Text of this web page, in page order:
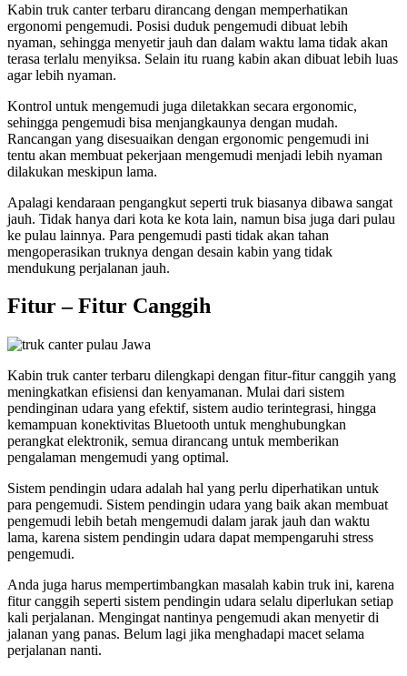
Kabin truk canter terbaru dirancang dengan memperhatikan
ergonomi pengemudi. Posisi duduk pengemudi dibuat lebih
nyaman, sehingga menyetir jauh dan dalam waktu lama tidak akan
terasa terlalu menyiksa. Selain itu ruang kabin akan dibuat lebih luas
agar lebih nyaman.
Kontrol untuk mengemudi juga diletakkan secara ergonomic,
sehingga pengemudi bisa menjangkaunya dengan mudah.
Rancangan yang disesuaikan dengan ergonomic pengemudi ini
tentu akan membuat pekerjaan mengemudi menjadi lebih nyaman
dilakukan meskipun lama.
Apalagi kendaraan pengangkut seperti truk biasanya dibawa sangat
jauh. Tidak hanya dari kota ke kota lain, namun bisa juga dari pulau
ke pulau lainnya. Para pengemudi pasti tidak akan tahan
mengoperasikan truknya dengan desain kabin yang tidak
mendukung perjalanan jauh.
Fitur– Fitur Canggih
Kabin truk canter terbaru dilengkapi dengan fitur-fitur canggih yang
meningkatkan efisiensi dan kenyamanan. Mulai dari sistem
pendinginan udara yang efektif, sistem audio terintegrasi, hingga
kemampuan konektivitas Bluetooth untuk menghubungkan
perangkat elektronik, semua dirancang untuk memberikan
pengalaman mengemudi yang optimal.
Sistem pendingin udara adalah hal yang perlu diperhatikan untuk
para pengemudi. Sistem pendingin udara yang baik akan membuat
pengemudi lebih betah mengemudi dalam jarak jauh dan waktu
lama, karena sistem pendingin udara dapat mempengaruhi stress
pengemudi.
Anda juga harus mempertimbangkan masalah kabin truk ini, karena
fitur canggih seperti sistem pendingin udara selalu diperlukan setiap
kali perjalanan. Mengingat nantinya pengemudi akan menyetir di
jalanan yang panas. Belum lagi jika menghadapi macet selama
perjalanan nanti.